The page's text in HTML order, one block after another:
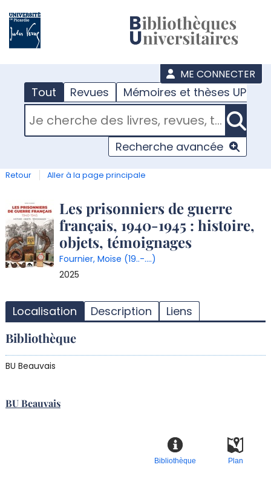
ME CONNECTER
Tout Revues Mémoires et thèses UPJV
RECHERCHER DANS "TOUT"
Recherche avancée
Retour Aller à la page principale
Détail
document
Les prisonniers de guerre
français, 1940-1945 : histoire,
objets, témoignages
Fournier, Moïse (19..-....)
2025
Localisation Description Liens
Bibliothèque
BU Beauvais
BU Beauvais
Plan
Bibliothèque